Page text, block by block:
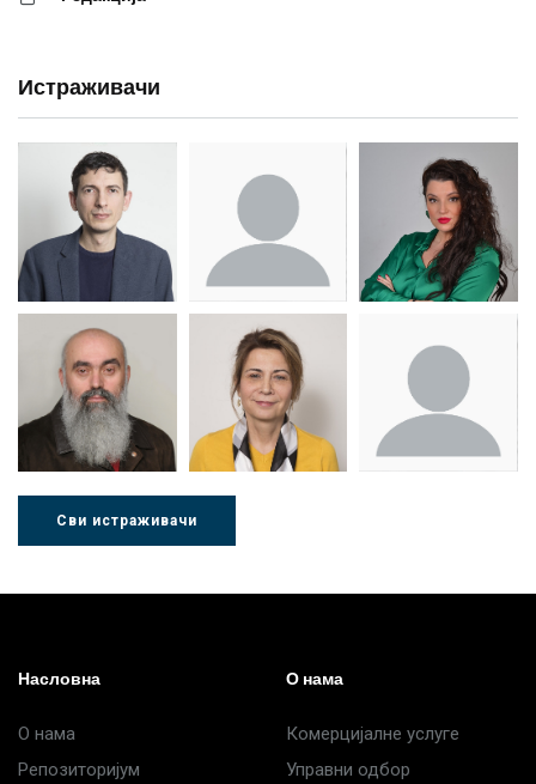
Истраживачи
Др Миша
Стојадиновић
Зоран
Милошевић
Др Марија
Ђорић
Сви истраживачи
Насловна
О нама
Репозиторијум
О нама
Комерцијалне услуге
Управни одбор